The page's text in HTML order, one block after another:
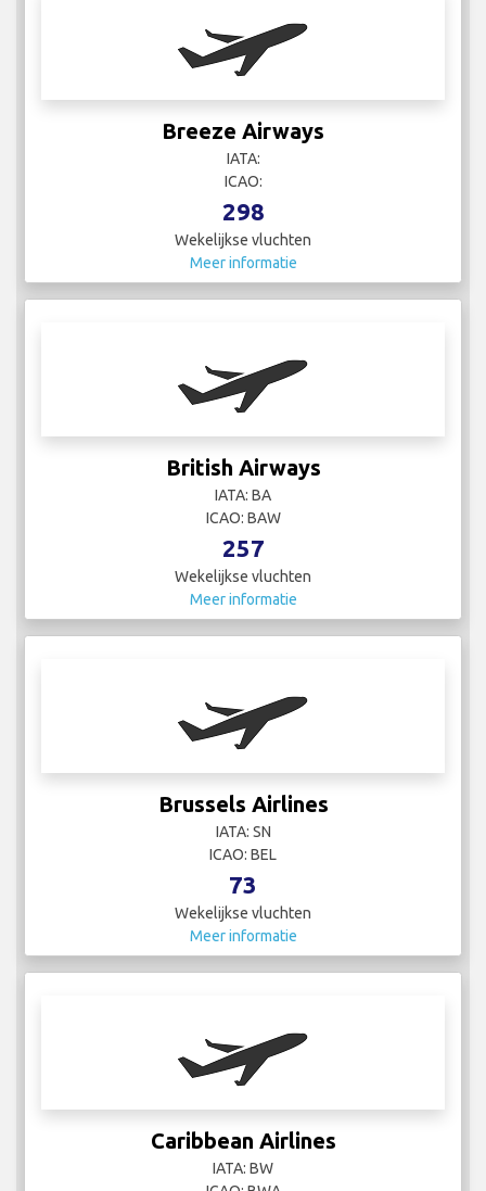
Breeze Airways
IATA:
ICAO:
298
Wekelijkse vluchten
Meer informatie
British Airways
IATA: BA
ICAO: BAW
257
Wekelijkse vluchten
Meer informatie
Brussels Airlines
IATA: SN
ICAO: BEL
73
Wekelijkse vluchten
Meer informatie
Caribbean Airlines
IATA: BW